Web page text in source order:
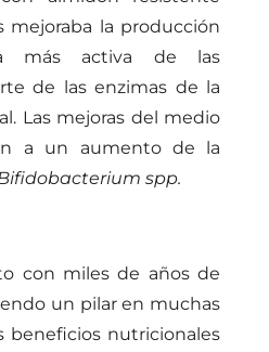
mejoraba la producción
más activa de las
de las enzimas de la
Las mejoras del medio
a un aumento de la
spp.
con miles de años de
un pilar en muchas
beneficios nutricionales